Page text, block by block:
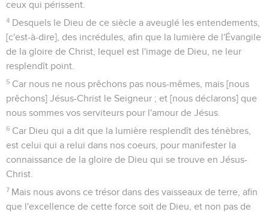
ceux qui périssent.
4 Desquels le Dieu de ce siècle a aveuglé les entendements,
[c'est-à-dire], des incrédules, afin que la lumière de l'Évangile
de la gloire de Christ, lequel est l'image de Dieu, ne leur
resplendît point.
5 Car nous ne nous prêchons pas nous-mêmes, mais [nous
prêchons] Jésus-Christ le Seigneur ; et [nous déclarons] que
nous sommes vos serviteurs pour l'amour de Jésus.
6 Car Dieu qui a dit que la lumière resplendît des ténèbres,
est celui qui a relui dans nos coeurs, pour manifester la
connaissance de la gloire de Dieu qui se trouve en Jésus-
Christ.
7 Mais nous avons ce trésor dans des vaisseaux de terre, afin
que l'excellence de cette force soit de Dieu, et non pas de